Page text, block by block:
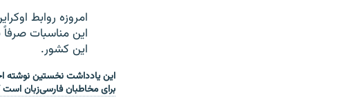
امروزه روابط
این مناسبات
این کشور.
این یادداشت نخستین نوشته
برای مخاطبان فارسی‌زبان